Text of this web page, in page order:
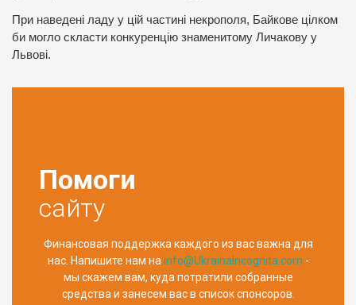
При наведені ладу у цій частині некрополя, Байкове цілком
би могло скласти конкуренцію знаменитому Личакову у
Львові.
Помоги
сайту
Финансовая поддержка каждого из вас важна для
нас. Напишите нам на info@UkrainaIncognita.com -
мы скажем вам, куда потратили собранные
средства и занесем вас в список спонсоров.